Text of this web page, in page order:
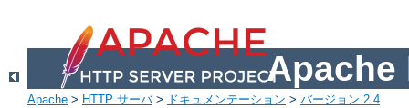
Apache
Apache > HTTP サーバ> ドキュメンテーション > バージョン 2.4